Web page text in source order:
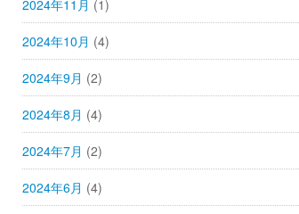
2024年11月 (1)
2024年10月 (4)
2024年9月 (2)
2024年8月 (4)
2024年7月 (2)
2024年6月 (4)